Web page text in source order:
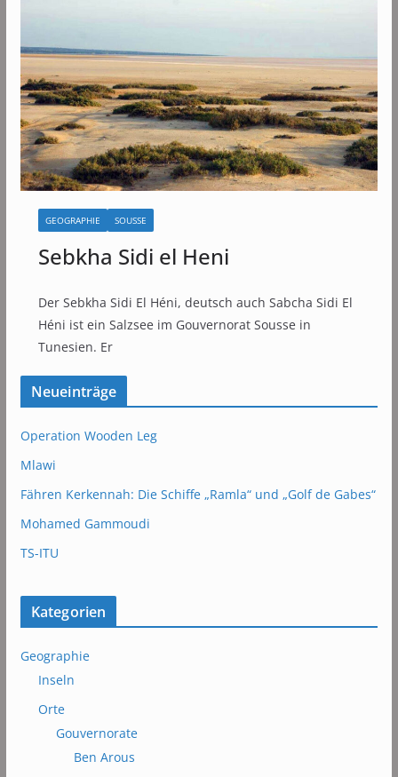
GEOGRAPHIE SOUSSE
Sebkha Sidi el Heni
Der Sebkha Sidi El Héni, deutsch auch Sabcha Sidi El
Héni ist ein Salzsee im Gouvernorat Sousse in
Tunesien. Er
Neueinträge
Operation Wooden Leg
Mlawi
Fähren Kerkennah: Die Schiffe „Ramla“ und „Golf de Gabes“
Mohamed Gammoudi
TS-ITU
Kategorien
Geographie
Inseln
Orte
Gouvernorate
Ben Arous